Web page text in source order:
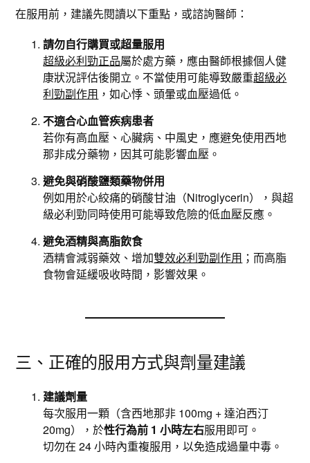
在服用前，建議先閱讀以下重點，或諮詢醫師：
請勿自行購買或超量服用
超級必利勁正品屬於處方藥，應由醫師根據個人健
康狀況評估後開立。不當使用可能導致嚴重超級必
利勁副作用 ，如心悸、頭暈或血壓過低。
不適合心血管疾病患者
若你有高血壓、心臟病、中風史，應避免使用西地
那非成分藥物，因其可能影響血壓。
避免與硝酸鹽類藥物併用
例如用於心絞痛的硝酸甘油（Nitroglycerin），與超
級必利勁同時使用可能導致危險的低血壓反應。
避免酒精與高脂飲食
酒精會減弱藥效、增加雙效必利勁副作用 ；而高脂
食物會延緩吸收時間，影響效果。
三、正確的服用方式與劑量建議
建議劑量
每次服用一顆（含西地那非 100mg + 達泊西汀
20mg），於性行為前 1 小時左右服用即可。
切勿在 24 小時內重複服用，以免造成過量中毒。